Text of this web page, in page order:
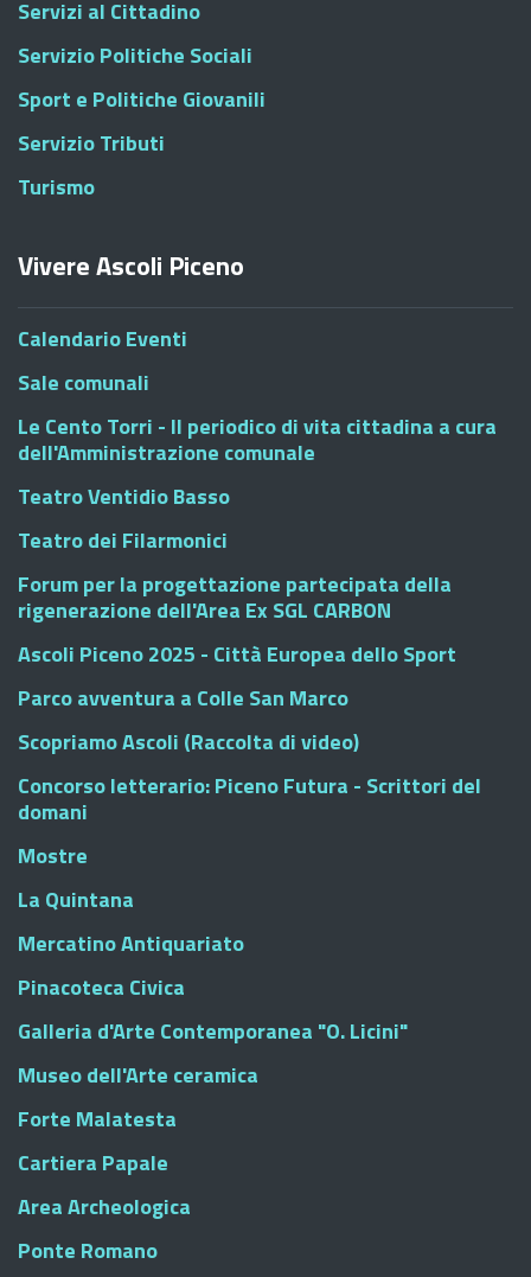
Servizi al Cittadino
Servizio Politiche Sociali
Sport e Politiche Giovanili
Servizio Tributi
Turismo
Vivere Ascoli Piceno
Calendario Eventi
Sale comunali
Le Cento Torri - Il periodico di vita cittadina a cura
dell'Amministrazione comunale
Teatro Ventidio Basso
Teatro dei Filarmonici
Forum per la progettazione partecipata della
rigenerazione dell'Area Ex SGL CARBON
Ascoli Piceno 2025 - Città Europea dello Sport
Parco avventura a Colle San Marco
Scopriamo Ascoli (Raccolta di video)
Concorso letterario: Piceno Futura - Scrittori del
domani
Mostre
La Quintana
Mercatino Antiquariato
Pinacoteca Civica
Galleria d'Arte Contemporanea "O. Licini"
Museo dell'Arte ceramica
Forte Malatesta
Cartiera Papale
Area Archeologica
Ponte Romano